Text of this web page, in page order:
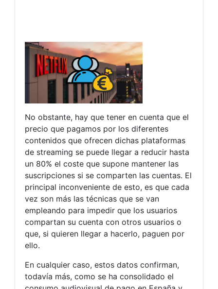
No obstante, hay que tener en cuenta que el
precio que pagamos por los diferentes
contenidos que ofrecen dichas plataformas
de streaming se puede llegar a reducir hasta
un 80% el coste que supone mantener las
suscripciones si se comparten las cuentas. El
principal inconveniente de esto, es que cada
vez son más las técnicas que se van
empleando para impedir que los usuarios
compartan su cuenta con otros usuarios o
que, si quieren llegar a hacerlo, paguen por
ello.
En cualquier caso, estos datos confirman,
todavía más, como se ha consolidado el